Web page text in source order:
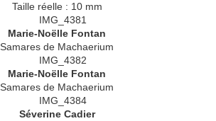
Taille réelle : 10 mm
Marie-Noëlle Fontan
Samares de Machaerium
Marie-Noëlle Fontan
Samares de Machaerium
Séverine Cadier